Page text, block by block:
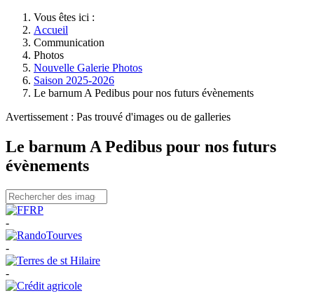
Vous êtes ici :
Accueil
Communication
Photos
Nouvelle Galerie Photos
Saison 2025-2026
Le barnum A Pedibus pour nos futurs évènements
Avertissement : Pas trouvé d'images ou de galleries
Le barnum A Pedibus pour nos futurs
évènements
-
-
-